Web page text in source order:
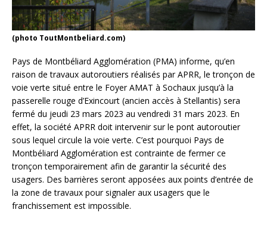
(photo ToutMontbeliard.com)
Pays de Montbéliard Agglomération (PMA) informe, qu’en
raison de travaux autoroutiers réalisés par APRR, le tronçon de
voie verte situé entre le Foyer AMAT à Sochaux jusqu’à la
passerelle rouge d’Exincourt (ancien accès à Stellantis) sera
fermé du jeudi 23 mars 2023 au vendredi 31 mars 2023. En
effet, la société APRR doit intervenir sur le pont autoroutier
sous lequel circule la voie verte. C’est pourquoi Pays de
Montbéliard Agglomération est contrainte de fermer ce
tronçon temporairement afin de garantir la sécurité des
usagers. Des barrières seront apposées aux points d’entrée de
la zone de travaux pour signaler aux usagers que le
franchissement est impossible.